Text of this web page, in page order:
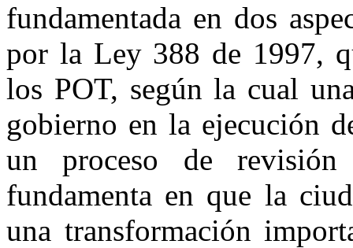
fundamentada en dos
por la Ley 388 de 1997,
los POT, según la cual
gobierno en la ejecución
un proceso de
fundamenta en que la
una transformación